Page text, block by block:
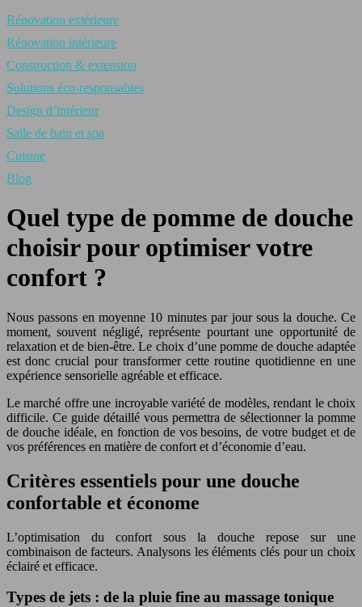
Rénovation extérieure
Rénovation intérieure
Construction & extension
Solutions éco-responsables
Design d’intérieur
Salle de bain et spa
Cuisine
Blog
Quel type de pomme de douche
choisir pour optimiser votre
confort ?
Nous passons en moyenne 10 minutes par jour sous la douche. Ce
moment, souvent négligé, représente pourtant une opportunité de
relaxation et de bien-être. Le choix d’une pomme de douche adaptée
est donc crucial pour transformer cette routine quotidienne en une
expérience sensorielle agréable et efficace.
Le marché offre une incroyable variété de modèles, rendant le choix
difficile. Ce guide détaillé vous permettra de sélectionner la pomme
de douche idéale, en fonction de vos besoins, de votre budget et de
vos préférences en matière de confort et d’économie d’eau.
Critères essentiels pour une douche
confortable et économe
L’optimisation du confort sous la douche repose sur une
combinaison de facteurs. Analysons les éléments clés pour un choix
éclairé et efficace.
Types de jets : de la pluie fine au massage tonique